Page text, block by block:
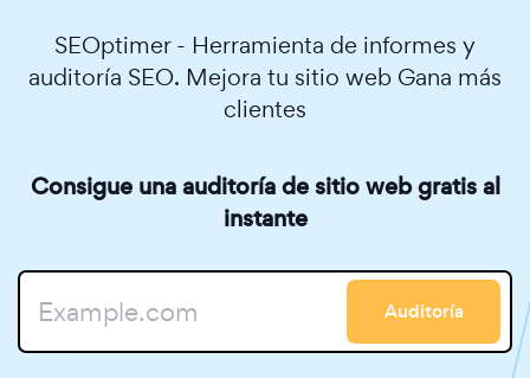
SEOptimer - Herramienta de informes y
auditoría SEO. Mejora tu sitio web Gana más
clientes
Consigue una auditoría de sitio web gratis al
instante
Auditoría